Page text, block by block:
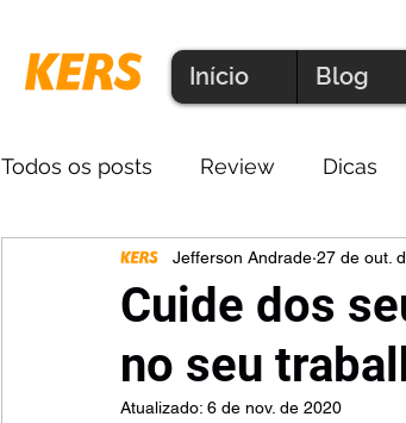
Início Blog
Todos os posts Review Dicas
Produtos Microfibra
Cuide dos
no seu
Jefferson Andrade 27 de out.
Atualizado: 6 de nov. de 2020